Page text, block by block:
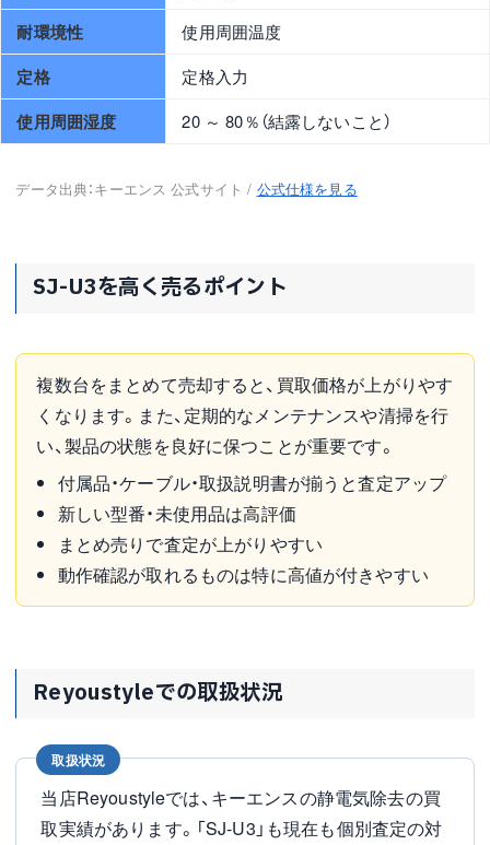
耐環境性 使用周囲温度
定格 定格入力
使用周囲湿度 20 ～ 80％（結露しないこと）
データ出典：キーエンス 公式サイト / 公式仕様を見る
SJ-U3を高く売るポイント
複数台をまとめて売却すると、買取価格が上がりやす
くなります。また、定期的なメンテナンスや清掃を行
い、製品の状態を良好に保つことが重要です。
付属品・ケーブル・取扱説明書が揃うと査定アップ
新しい型番・未使用品は高評価
まとめ売りで査定が上がりやすい
動作確認が取れるものは特に高値が付きやすい
Reyoustyleでの取扱状況
取扱状況
当店Reyoustyleでは、キーエンスの静電気除去の買
取実績があります。「SJ-U3」も現在も個別査定の対